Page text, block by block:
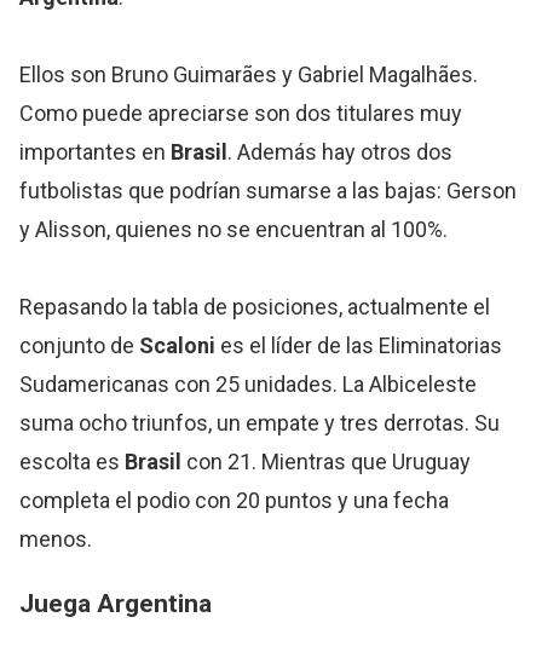
Ellos son Bruno Guimarães y Gabriel Magalhães.
Como puede apreciarse son dos titulares muy
importantes en Brasil. Además hay otros dos
futbolistas que podrían sumarse a las bajas: Gerson
y Alisson, quienes no se encuentran al 100%.
Repasando la tabla de posiciones, actualmente el
conjunto de Scaloni es el líder de las Eliminatorias
Sudamericanas con 25 unidades. La Albiceleste
suma ocho triunfos, un empate y tres derrotas. Su
escolta es Brasil con 21. Mientras que Uruguay
completa el podio con 20 puntos y una fecha
menos.
Juega Argentina